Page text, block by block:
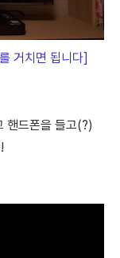
거치면 됩니다]
핸드폰을 들고(?)